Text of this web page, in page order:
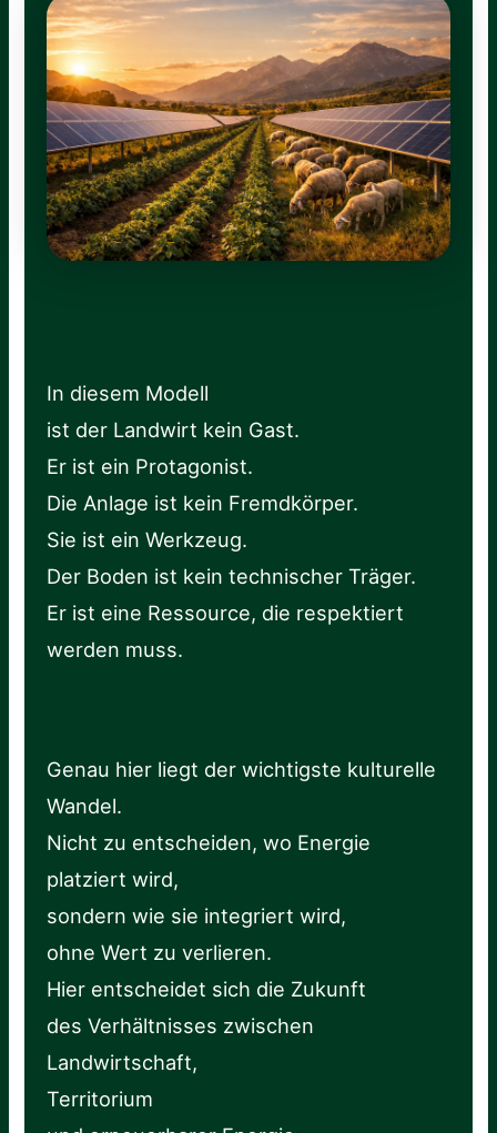
In diesem Modell
ist der Landwirt kein Gast.
Er ist ein Protagonist.
Die Anlage ist kein Fremdkörper.
Sie ist ein Werkzeug.
Der Boden ist kein technischer Träger.
Er ist eine Ressource, die respektiert
werden muss.
Genau hier liegt der wichtigste kulturelle
Wandel.
Nicht zu entscheiden, wo Energie
platziert wird,
sondern wie sie integriert wird,
ohne Wert zu verlieren.
Hier entscheidet sich die Zukunft
des Verhältnisses zwischen
Landwirtschaft,
Territorium